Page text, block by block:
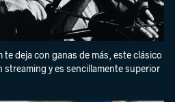
te deja con ganas de más, este clásico
y es sencillamente superior